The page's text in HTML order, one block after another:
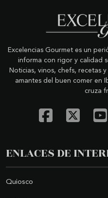
Excelencias Gourmet es un
informa con rigor y calidad
Noticias, vinos, chefs, recetas
amantes del buen comer en
cruza
ENLACES DE
Quiosco